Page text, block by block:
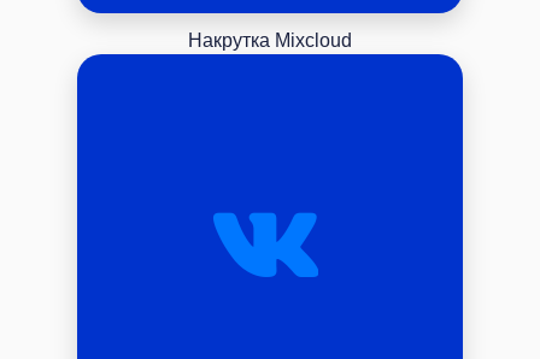
Накрутка Mixcloud